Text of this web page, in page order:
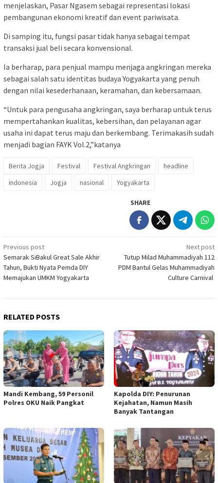
menjelaskan, Pasar Ngasem sebagai representasi lokasi
pembangunan ekonomi kreatif dan event pariwisata.
Di samping itu, fungsi pasar tidak hanya sebagai tempat
transaksi jual beli secara konvensional.
Ia berharap, para penjual mampu menjaga angkringan mereka
sebagai salah satu identitas budaya Yogyakarta yang penuh
dengan nilai kesederhanaan, keramahan, dan kebersamaan.
“Untuk para pengusaha angkringan, saya berharap untuk terus
mempertahankan kualitas, kebersihan, dan pelayanan agar
usaha ini dapat terus maju dan berkembang. Terimakasih sudah
menjadi bagian FAYK Vol.2,”katanya
Berita Jogja Festival Festival Angkringan
headline
indonesia
Jogja nasional Yogyakarta
SHARE
Post
navigation
Previous post
Semarak SiBakul Great Sale Akhir
Tahun, Bukti Nyata Pemda DIY
Memajukan UMKM Yogyakarta
Next post
Tutup Milad Muhammadiyah 112
PDM Bantul Gelas Muhammadiyah
Culture Carnival
RELATED POSTS
Mandi Kembang, 59 Personil
Polres OKU Naik Pangkat
Kapolda DIY: Penurunan
Kejahatan, Namun Masih
Banyak Tantangan